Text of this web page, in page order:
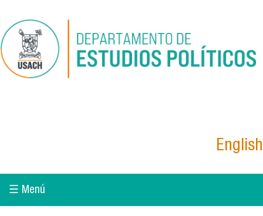
English
☰ Menú